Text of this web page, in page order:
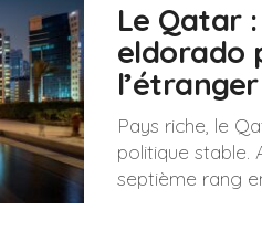
Le Qatar
eldorado
l’étranger
Pays riche, le
politique stable.
septième rang